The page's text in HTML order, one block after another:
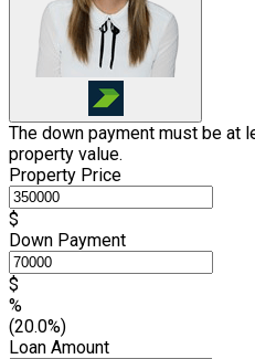
The down payment must be at
property value.
Property Price
$
Down Payment
$
%
(20.0%)
Loan Amount